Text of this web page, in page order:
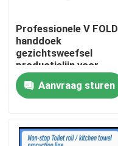
Huis
Professionele V FOLD
handdoek
gezichtsweefsel
productielijn voor
weefselindustrie met
automatische
overdrachtseenheid
Aanvraag sturen